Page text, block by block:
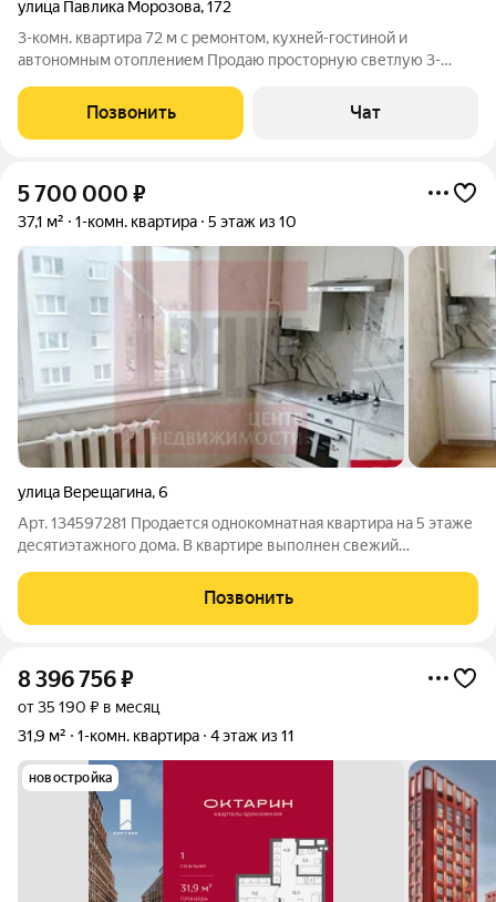
улица Павлика Морозова,172
3-комн. квартира 72 м с ремонтом, кухней-гостиной и
автономным отоплением Продаю просторную светлую 3-
кухней-гостиной и окнами во двор. Ремонт делали для себя,
используя самые качественные
Позвонить Чат
5 700 000 ₽
37,1 м² 1-комн. квартира 5 этаж из 10
улица Верещагина,6
Арт. 134597281 Продается однокомнатная квартира на 5 этаже
десятиэтажного дома. В квартире выполнен свежий
заменяна сантехника, балкон застеклен. Квартира
освобождена. Квартира расположена в
Позвонить
8 396 756₽
от 35 190 ₽ в месяц
31,9 м²
1-комн. квартира 4 этаж из 11
новостройка